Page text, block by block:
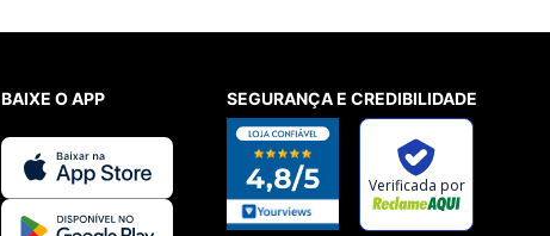
BAIXE O APP SEGURANÇA E CREDIBILIDADE